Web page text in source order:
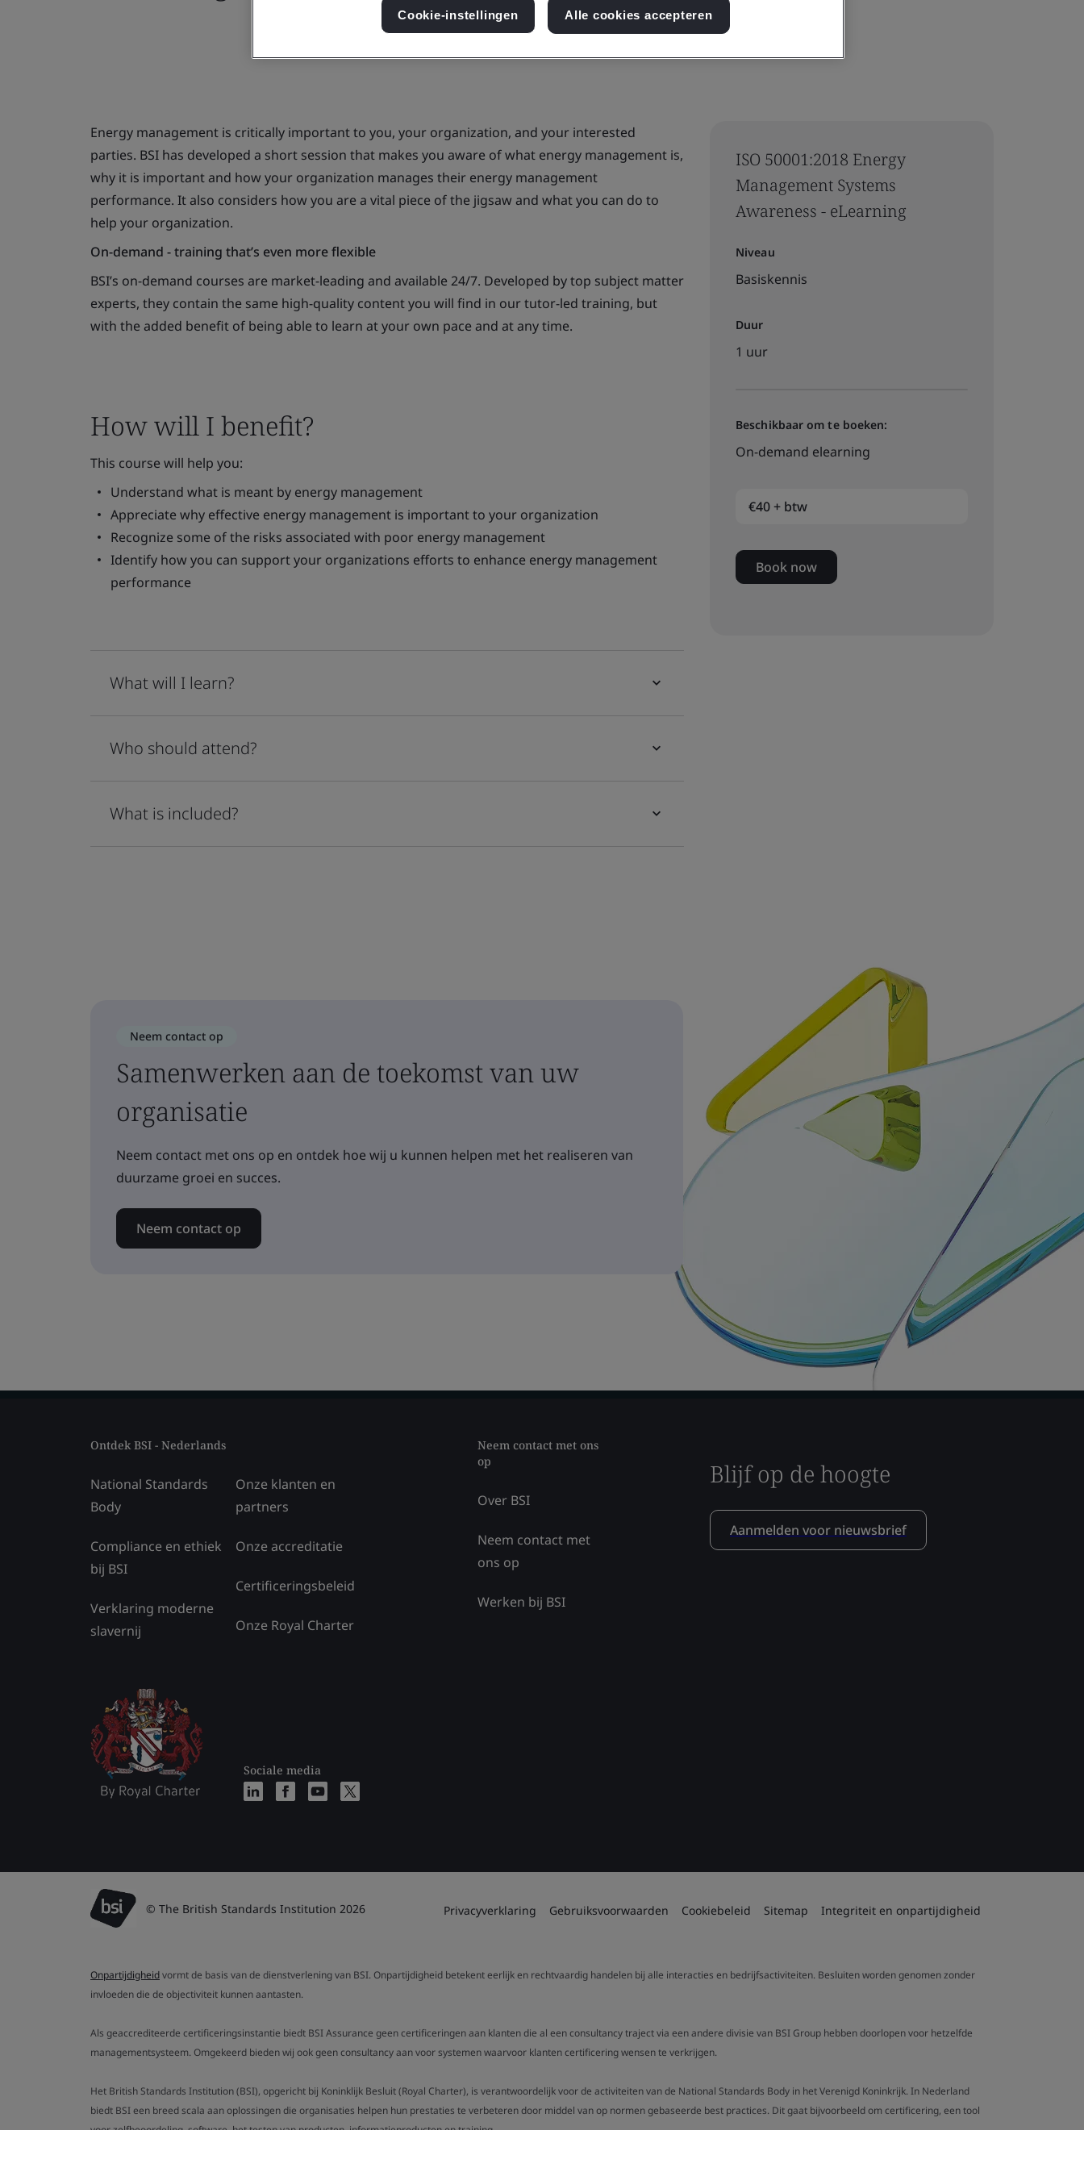
ISO 50001:2018 Energy
Management Systems
Awareness - eLearning
Niveau
Basiskennis
Duur
1 uur
Beschikbaar om te boeken:
On-demand elearning
€40 + btw
Book now
Energy management is critically important to you, your organization, and your interested
parties. BSI has developed a short session that makes you aware of what energy management is,
why it is important and how your organization manages their energy management
performance. It also considers how you are a vital piece of the jigsaw and what you can do to
help your organization.
On-demand - training that’s even more flexible
BSI’s on-demand courses are market-leading and available 24/7. Developed by top subject matter
experts, they contain the same high-quality content you will find in our tutor-led training, but
with the added benefit of being able to learn at your own pace and at any time.
How will I benefit?
This course will help you:
Understand what is meant by energy management
Appreciate why effective energy management is important to your organization
Recognize some of the risks associated with poor energy management
Identify how you can support your organizations efforts to enhance energy management
performance
What will I learn?
Who should attend?
What is included?
Neem contact op
Samenwerken aan de toekomst van uw
organisatie
Neem contact met ons op en ontdek hoe wij u kunnen helpen met het realiseren van
duurzame groei en succes.
Neem contact op
Ontdek BSI - Nederlands
National Standards
Body
Compliance en ethiek
bij BSI
Verklaring moderne
slavernij
Onze klanten en
partners
Onze accreditatie
Certificeringsbeleid
Onze Royal Charter
Sociale media
Neem contact met ons
op
Over BSI
Neem contact met
ons op
Werken bij BSI
Blijf op de hoogte
Aanmelden voor nieuwsbrief
© The British Standards Institution 2026 Privacyverklaring Gebruiksvoorwaarden Cookiebeleid Sitemap Integriteit en onpartijdigheid
Onpartijdigheidvormt de basis van de dienstverlening van BSI. Onpartijdigheid betekent eerlijk en rechtvaardig handelen bij alle interacties en bedrijfsactiviteiten. Besluiten worden genomen zonder
invloeden die de objectiviteit kunnen aantasten.
Als geaccrediteerde certificeringsinstantie biedt BSI Assurance geen certificeringen aan klanten die al een consultancy traject via een andere divisie van BSI Group hebben doorlopen voor hetzelfde
managementsysteem. Omgekeerd bieden wij ook geen consultancy aan voor systemen waarvoor klanten certificering wensen te verkrijgen.
Het British Standards Institution (BSI), opgericht bij Koninklijk Besluit (Royal Charter), is verantwoordelijk voor de activiteiten van de National Standards Body in het Verenigd Koninkrijk. In Nederland
biedt BSI een breed scala aan oplossingen die organisaties helpen hun prestaties te verbeteren door middel van op normen gebaseerde best practices. Dit gaat bijvoorbeeld om certificering, een tool
voor zelfbeoordeling, software, het testen van producten, informatieproducten en training.
Cookie-instellingen Alle cookies accepteren